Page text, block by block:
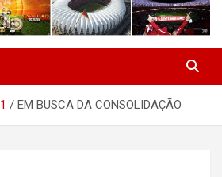
EM BUSCA DA CONSOLIDAÇÃO